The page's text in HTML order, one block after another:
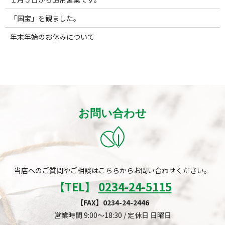
「国宝」を観ました。
年末年始のお休みについて
お問い合わせ
当店へのご質問やご相談はこちらからお問い合わせください。
【TEL】 0234-24-5115
【FAX】0234-24-2446
営業時間 9:00～18:30 / 定休日 日曜日